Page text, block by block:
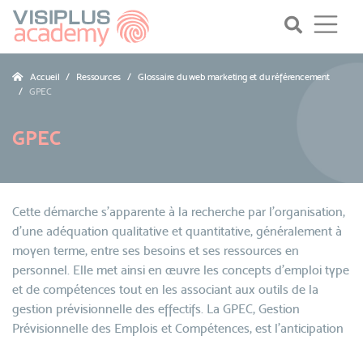
Accueil Ressources
Glossaire du web marketing et du référencement
GPEC
GPEC
Cette démarche s'apparente à la recherche par l'organisation,
d'une adéquation qualitative et quantitative, généralement à
moyen terme, entre ses besoins et ses ressources en
personnel. Elle met ainsi en œuvre les concepts d'emploi type
et de compétences tout en les associant aux outils de la
gestion prévisionnelle des effectifs. La GPEC, Gestion
Prévisionnelle des Emplois et Compétences, est l'anticipation